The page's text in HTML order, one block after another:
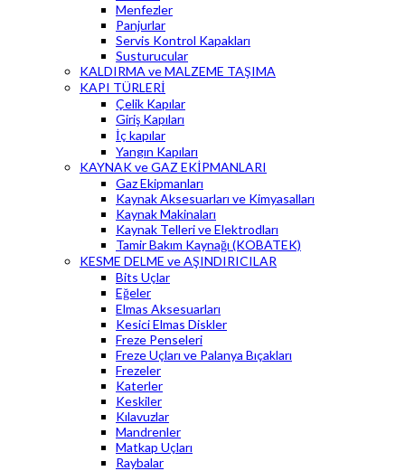
Menfezler
Panjurlar
Servis Kontrol Kapakları
Susturucular
KALDIRMA ve MALZEME TAŞIMA
KAPI TÜRLERİ
Çelik Kapılar
Giriş Kapıları
İç kapılar
Yangın Kapıları
KAYNAK ve GAZ EKİPMANLARI
Gaz Ekipmanları
Kaynak Aksesuarları ve Kimyasalları
Kaynak Makinaları
Kaynak Telleri ve Elektrodları
Tamir Bakım Kaynağı (KOBATEK)
KESME DELME ve AŞINDIRICILAR
Bits Uçlar
Eğeler
Elmas Aksesuarları
Kesici Elmas Diskler
Freze Penseleri
Freze Uçları ve Palanya Bıçakları
Frezeler
Katerler
Keskiler
Kılavuzlar
Mandrenler
Matkap Uçları
Raybalar